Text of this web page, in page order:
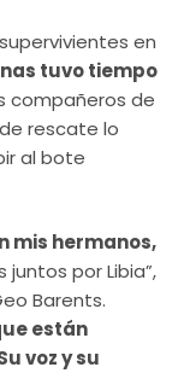
en
tuvo tiempo
compañeros de
rescate lo
al bote
mis hermanos,
juntos por Libia”,
Barents.
están
voz y su